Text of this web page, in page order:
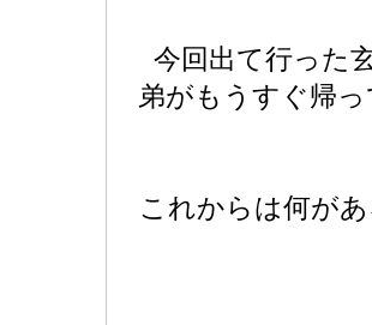
今回出て行った
弟がもうすぐ帰
これからは何が